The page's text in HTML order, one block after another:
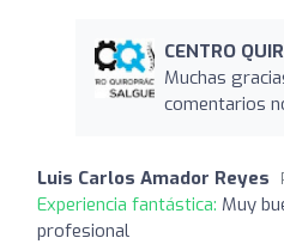
CENTRO
Muchas
comentarios
Luis Carlos Amador Reyes
Experiencia fantástica: Muy
profesional